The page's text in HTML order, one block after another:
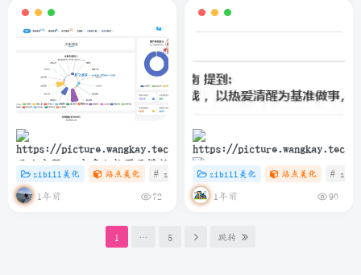
子比主题 – 文章归档页面模版
zibill美化 站点美化 # zibll # C # java
1年前 72
简洁而美丽：如何在博客中优
雅展示网易云热评
zibill美化 站点美化 #
1年前 90
1 … 5 跳转